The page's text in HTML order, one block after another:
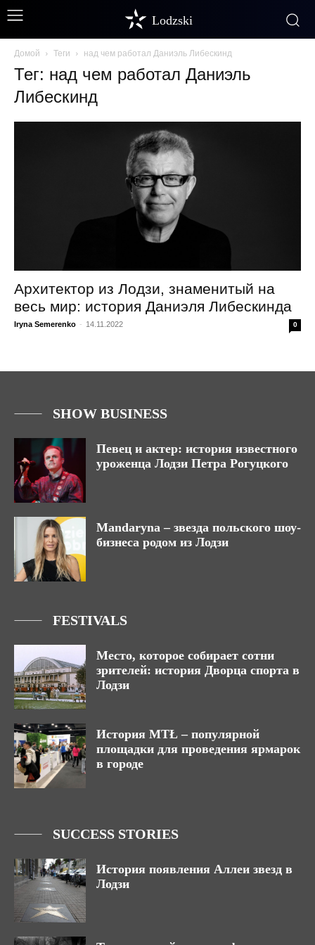
Lodzski
Домой Теги над чем работал Даниэль Либескинд
Тег: над чем работал Даниэль
Либескинд
Архитектор из Лодзи, знаменитый на
весь мир: история Даниэля Либескинда
Iryna Semerenko - 14.11.2022 0
SHOW BUSINESS
Певец и актер: история известного
уроженца Лодзи Петра Рогуцкого
Mandaryna – звезда польского шоу-
бизнеса родом из Лодзи
FESTIVALS
Место, которое собирает сотни
зрителей: история Дворца спорта в
Лодзи
История MTŁ – популярной
площадки для проведения ярмарок
в городе
SUCCESS STORIES
История появления Аллеи звезд в
Лодзи